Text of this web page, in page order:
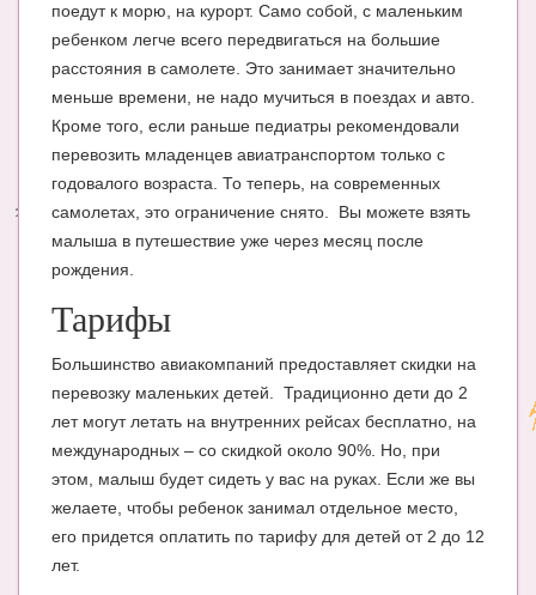
СООБЩЕСТВА
БЛОГИ
БЕРЕМЕННОСТЬ
Календарь беременности
Энциклопедия
МАМИНА БИБЛИОТЕКА
Имена. Святцы
Энциклопедия беременных
Мамина энциклопедия
СЕРВИСЫ И ПРИЛОЖЕНИЯ
Приложения для Android
поедут к морю, на курорт. Само собой, с маленьким
ребенком легче всего передвигаться на большие
расстояния в самолете. Это занимает значительно
меньше времени, не надо мучиться в поездах и авто.
Кроме того, если раньше педиатры рекомендовали
перевозить младенцев авиатранспортом только с
годовалого возраста. То теперь, на современных
самолетах, это ограничение снято. Вы можете взять
малыша в путешествие уже через месяц после
рождения.
Тарифы
Большинство авиакомпаний предоставляет скидки на
перевозку маленьких детей. Традиционно дети до 2
лет могут летать на внутренних рейсах бесплатно, на
международных – со скидкой около 90%. Но, при
этом, малыш будет сидеть у вас на руках. Если же вы
желаете, чтобы ребенок занимал отдельное место,
его придется оплатить по тарифу для детей от 2 до 12
лет.